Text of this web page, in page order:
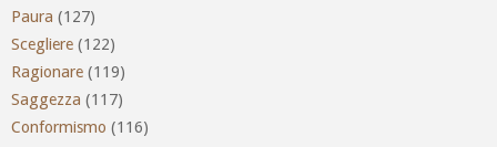
Paura (127)
Scegliere (122)
Ragionare (119)
Saggezza (117)
Conformismo (116)